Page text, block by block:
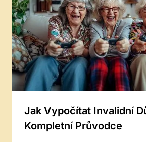
Jak Vypočítat Invalidní
Kompletní Průvodce